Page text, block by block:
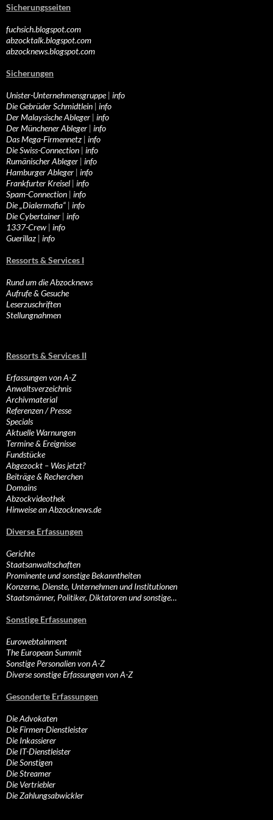
Sicherungsseiten
fuchsich.blogspot.com
abzocktalk.blogspot.com
abzocknews.blogspot.com
Sicherungen
Unister-Unternehmensgruppe| info
Die Gebrüder Schmidtlein | info
Der Malaysische Ableger | info
Der Münchener Ableger | info
Das Mega-Firmennetz | info
Die Swiss-Connection | info
Rumänischer Ableger | info
Hamburger Ableger | info
Frankfurter Kreisel | info
Spam-Connection | info
Die „Dialermafia“ | info
Die Cybertainer | info
1337-Crew | info
Guerillaz | info
Ressorts & Services I
Rund um die Abzocknews
Aufrufe & Gesuche
Leserzuschriften
Stellungnahmen
Ressorts & Services II
Erfassungen von A-Z
Anwaltsverzeichnis
Archivmaterial
Referenzen / Presse
Specials
Aktuelle Warnungen
Termine & Ereignisse
Fundstücke
Abgezockt – Was jetzt?
Beiträge & Recherchen
Domains
Abzockvideothek
Hinweise an Abzocknews.de
Diverse Erfassungen
Gerichte
Staatsanwaltschaften
Prominente und sonstige Bekanntheiten
Konzerne, Dienste, Unternehmen und Institutionen
Staatsmänner, Politiker, Diktatoren und sonstige…
Sonstige Erfassungen
Eurowebtainment
The European Summit
Sonstige Personalien von A-Z
Diverse sonstige Erfassungen von A-Z
Gesonderte Erfassungen
Die Advokaten
Die Firmen-Dienstleister
Die Inkassierer
Die IT-Dienstleister
Die Sonstigen
Die Streamer
Die Vertriebler
Die Zahlungsabwickler